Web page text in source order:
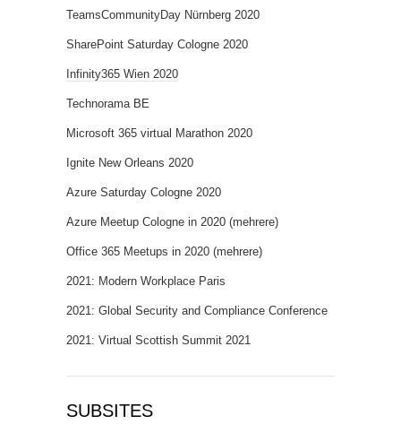
TeamsCommunityDay Nürnberg 2020
SharePoint Saturday Cologne 2020
Infinity365 Wien 2020
Technorama BE
Microsoft 365 virtual Marathon 2020
Ignite New Orleans 2020
Azure Saturday Cologne 2020
Azure Meetup Cologne in 2020 (mehrere)
Office 365 Meetups in 2020 (mehrere)
2021: Modern Workplace Paris
2021: Global Security and Compliance Conference
2021: Virtual Scottish Summit 2021
SUBSITES